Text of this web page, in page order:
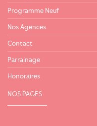
Programme Neuf
Nos Agences
Contact
Parrainage
Honoraires
NOS PAGES